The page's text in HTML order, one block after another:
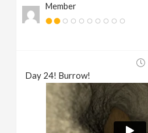
Member
Day 24! Burrow!